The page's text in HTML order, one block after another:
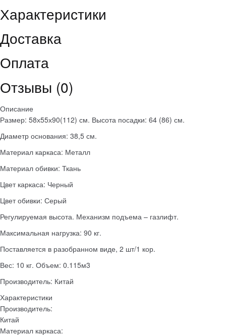
Характеристики
Доставка
Оплата
Отзывы (0)
Описание
Размер: 58х55х90(112) см. Высота посадки: 64 (86) см.
Диаметр основания: 38,5 см.
Материал каркаса: Металл
Материал обивки: Ткань
Цвет каркаса: Черный
Цвет обивки: Серый
Регулируемая высота. Механизм подъема – газлифт.
Максимальная нагрузка: 90 кг.
Поставляется в разобранном виде, 2 шт/1 кор.
Вес: 10 кг. Объем: 0.115м3
Производитель: Китай
Характеристики
Производитель:
Китай
Материал каркаса: